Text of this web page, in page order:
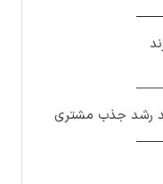
رشد جذب مشتری